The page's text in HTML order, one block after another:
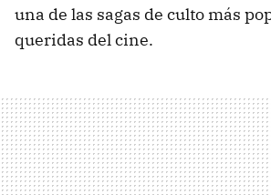
una de las sagas de culto más
queridas del cine.